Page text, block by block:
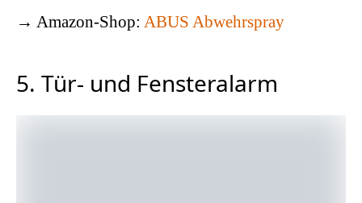
→ Amazon-Shop: ABUS Abwehrspray
5. Tür- und Fensteralarm